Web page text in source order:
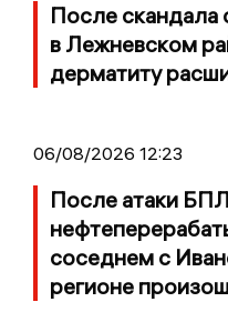
После скандала
в Лежневском
дерматиту
06/08/2026 12:23
После атаки
соседнем с
регионе